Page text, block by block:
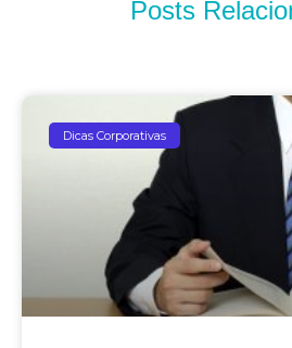
Posts
Dicas Corporativas